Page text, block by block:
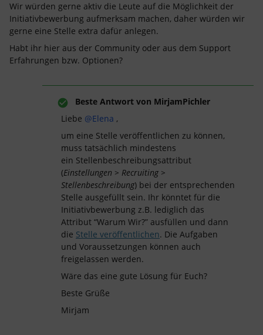
Wir würden gerne aktiv die Leute auf die Möglichkeit der
Initiativbewerbung aufmerksam machen, daher würden wir
gerne eine Stelle extra dafür anlegen.
Habt ihr hier aus der Community oder aus dem Support
Erfahrungen bzw. Optionen?
Beste Antwort von MirjamPichler
Liebe @Elena ,
um eine Stelle veröffentlichen zu können,
muss tatsächlich mindestens
ein Stellenbeschreibungsattribut
(Einstellungen > Recruiting >
Stellenbeschreibung) bei der entsprechenden
Stelle ausgefüllt sein. Ihr könntet für die
Initiativbewerbung z.B. lediglich das
Attribut “Warum Wir?” ausfüllen und dann
die Stelle veröffentlichen. Die Aufgaben
und Voraussetzungen können auch
freigelassen werden.
Wäre das eine gute Lösung für Euch?
Beste Grüße
Mirjam